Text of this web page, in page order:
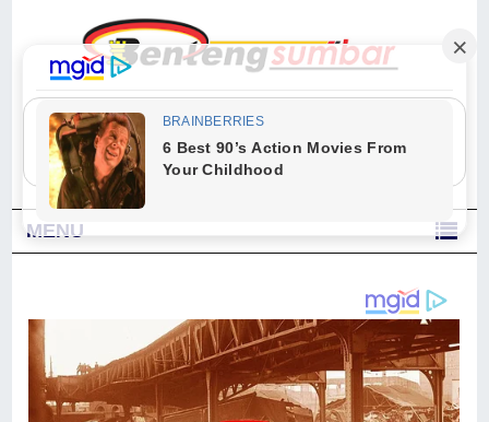
"Sesungguhnya Allah dan para malaikat-Nya berselawat untuk Nabi.
Wahai orang-orang yang beriman, berselawatlah kamu untuk Nabi dan
ucapkanlah salam dengan penuh penghormatan kepadanya." (Qs. Al
Ahzab Ayat 56)
MENU